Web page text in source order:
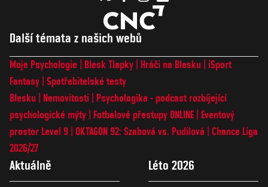
Další témata z našich webů
Moje Psychologie Blesk Tlapky Hráči na Blesku
iSport
Fantasy Spotřebitelské testy
Blesku
Nemovitosti
Psychologika - podcast rozbíjející
psychologické mýty
Fotbalové přestupy ONLINE
Eventový
prostor Level 9 OKTAGON 92: Szabová vs. Pudilová
Chance Liga
2026/27
Aktuálně Léto 2026